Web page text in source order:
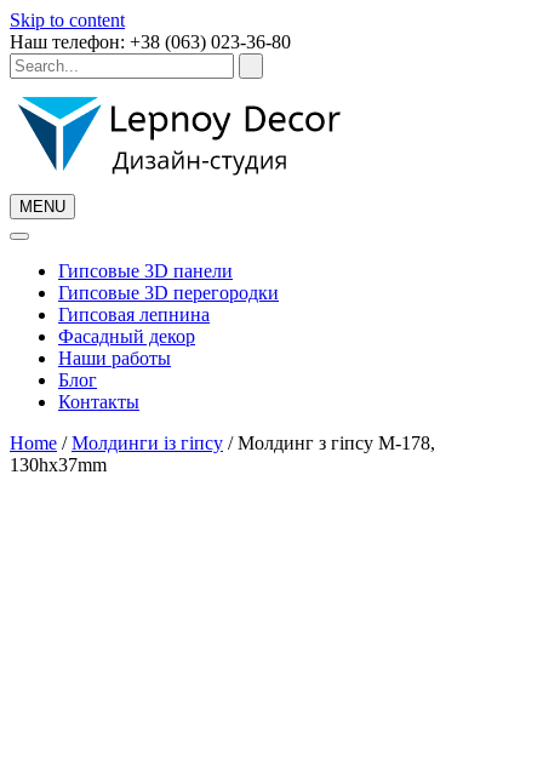
Skip to content
Наш телефон: +38 (063) 023-36-80
MENU
Гипсовые 3D панели
Гипсовые 3D перегородки
Гипсовая лепнина
Фасадный декор
Наши работы
Блог
Контакты
Home /Молдинги із гіпсу / Молдинг з гіпсу М-178,
130hx37mm